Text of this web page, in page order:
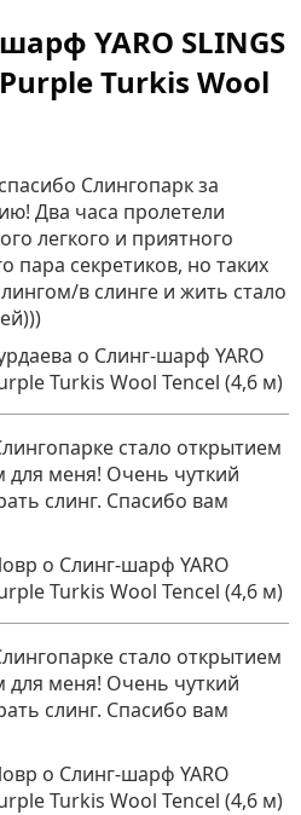
YARO SLINGS
Turkis Wool
Слингопарк за
Два часа пролетели
легкого и приятного
пара секретиков, но таких
в слинге и жить стало
о Слинг-шарф YARO
Turkis Wool Tencel (4,6 м)
стало открытием
меня! Очень чуткий
слинг. Спасибо вам
о Слинг-шарф YARO
Turkis Wool Tencel (4,6 м)
стало открытием
меня! Очень чуткий
слинг. Спасибо вам
о Слинг-шарф YARO
Turkis Wool Tencel (4,6 м)